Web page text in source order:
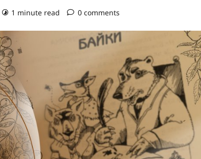
1 minute read 0 comments